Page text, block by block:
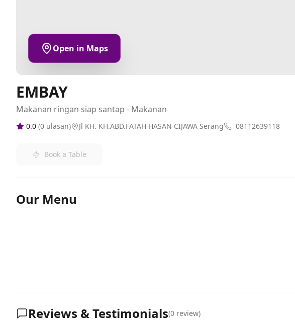
Open in Maps
EMBAY
Makanan ringan siap santap - Makanan
0.0 (0 ulasan) Jl KH. KH.ABD.FATAH HASAN CIJAWA Serang 08112639118
Book a Table
Our Menu
Reviews & Testimonials(0 review)